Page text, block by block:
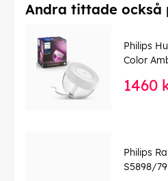
Andra tittade också
Philips
Color
1460
Philips
S5898/79